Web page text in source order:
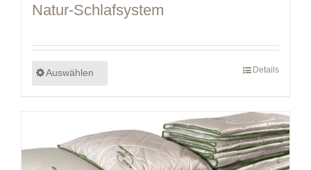
Natur-Schlafsystem
Auswählen Details